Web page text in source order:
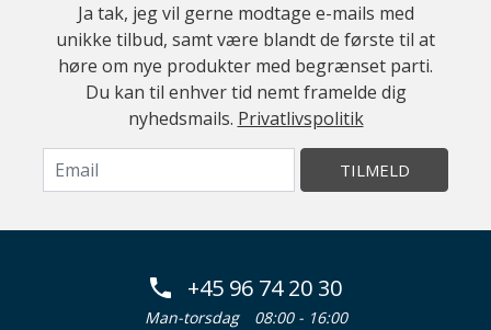
Ja tak, jeg vil gerne modtage e-mails med
unikke tilbud, samt være blandt de første til at
høre om nye produkter med begrænset parti.
Du kan til enhver tid nemt framelde dig
nyhedsmails. Privatlivspolitik
TILMELD
+45 96 74 20 30
Man-torsdag
08:00 - 16:00